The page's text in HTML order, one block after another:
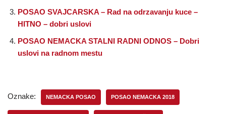
POSAO SVAJCARSKA – Rad na odrzavanju kuce –
HITNO – dobri uslovi
POSAO NEMACKA STALNI RADNI ODNOS – Dobri
uslovi na radnom mestu
Oznake: NEMACKA POSAO POSAO NEMACKA 2018